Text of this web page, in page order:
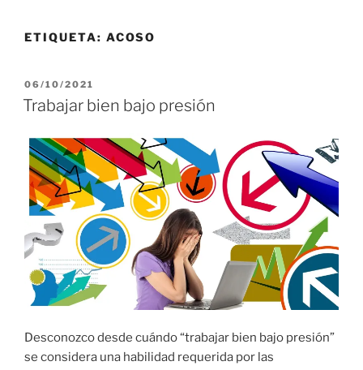
ETIQUETA: ACOSO
PUBLICADO
EL
06/10/2021
Trabajar bien bajo presión
Desconozco desde cuándo “trabajar bien bajo presión”
se considera una habilidad requerida por las